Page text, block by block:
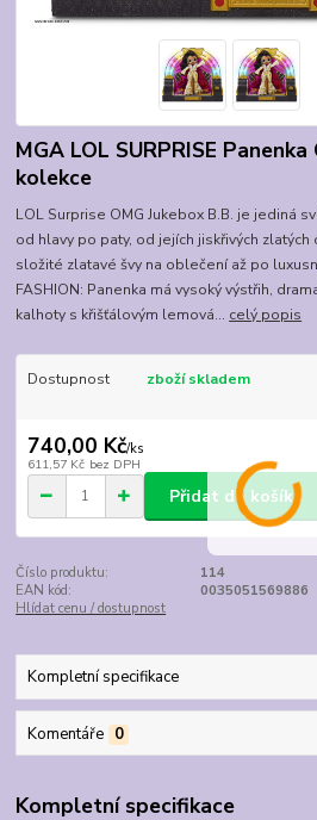
MGA LOL SURPRISE
kolekce
LOL Surprise OMG Jukebox B.B. je jediná
od hlavy po paty, od jejích jiskřivých
složité zlatavé švy na oblečení až po
FASHION: Panenka má vysoký výstřih,
kalhoty s křišťálovým lemová... celý popis
Dostupnost zboží skladem
740,00 Kč/ks
611,57 Kč bez DPH
Přidat do košíku
Číslo produktu:
114
EAN kód:
0035051569886
Hlídat cenu / dostupnost
Kompletní specifikace
Komentáře 0
Kompletní specifikace